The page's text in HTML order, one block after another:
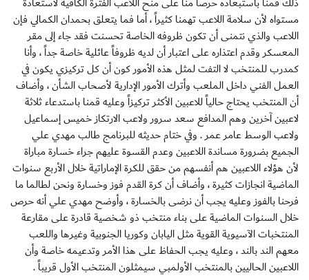
مستواه لأن سلامة اللاعب تهمنا كثيراً ، أما فما يتعلق بحمدان الكمالي فإن
اللاعب والذي نتمنى أن تكون ظروفه الخاصة تحسنت فقد جاء إلى مقر
المعسكر وقدم اعتذاره على اعتبار أن لديه ظروفاً عائلية خاصة جداً ، وأنا
كمدرب للمنتخب لا التفت لمثل هذه الأمور كون أن كل تركيزي يكون في
العمل الفني داخل الملعب وأترك الأمور الإدارية لأصحاب الشأن ، وأضاف
أن المنتخب يحتاج حالياً للاعبين الأكثر تركيزاً وعليه قمنا باستدعاء ثلاثة
لاعبين آخرين وهم المدافع سعد سرور ولاعب الارتكاز خميس إسماعيل
ولاعب الوسط عامر عمر . وفي ختام حديثه للبرنامج طالب مهدي علي
الجميع بضرورة مساندة اللاعبين وعدم القسوة عليهم جراء خسارة مباراة
لأن هؤلاء اللاعبين هم أنفسهم من حقق للكرة الإماراتية خلال الأربع سنوات
الماضية انجازات كثيرة ، وأضاف أن كرة القدم فوز وخسارة ونحن لطالما ما
فرحنا بالفوز وعليه يجب أن نرضى بالخسارة ، وأوضح مهدي علي أنه حرص
خلال السنوات الماضية على بناء منتخب ذو شخصية قادرة على مقارعة
المنتخبات الآسيوية القوية مثل اليابان وكوريا الجنوبية وغيرها واللعب
معهم الند بالند ، وعليه يجب الحفاظ على هذا الأمر وتدعيمه خاصة وأن
اللاعبين الحاليين بالمنتخب الأولمبي سيمثلون المنتخب الأول قريباً .